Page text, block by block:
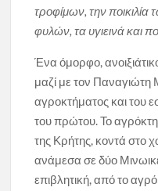
τροφίμων, την
φυλών, τα υγιεινά και
Ένα όμορφο,
μαζί με τον Παναγιώτη
αγροκτήματος και του
του πρώτου. Το
της Κρήτης, κοντά στο
ανάμεσα σε δύο
επιβλητική, από το